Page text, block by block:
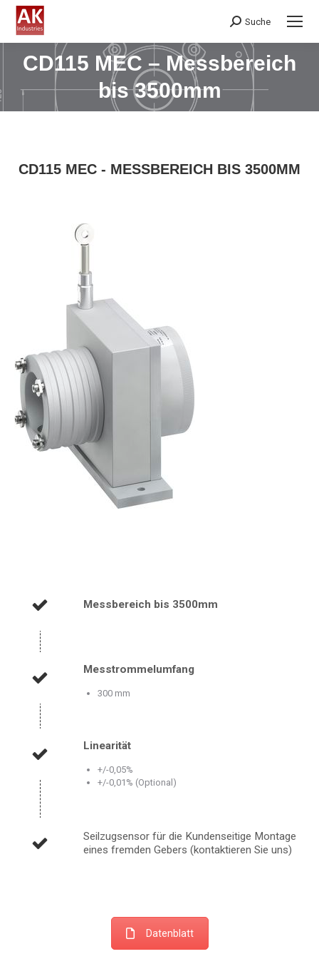
Search:
Suche
CD115 MEC – Messbereich
bis 3500mm
Sie befinden sich hier:
CD115 MEC - MESSBEREICH BIS 3500MM
Messbereich bis 3500mm
Messtrommelumfang
300 mm
Linearität
+/-0,05%
+/-0,01% (Optional)
Seilzugsensor für die Kundenseitige Montage
eines fremden Gebers (kontaktieren Sie uns)
Datenblatt